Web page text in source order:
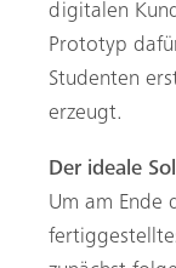
digitalen
Prototyp
Studenten
erzeugt.
Der ideale
Um am Ende